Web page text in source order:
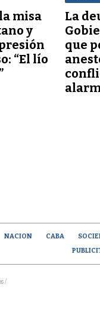
misa
y
“El lío
La
que
NACION CABA
/